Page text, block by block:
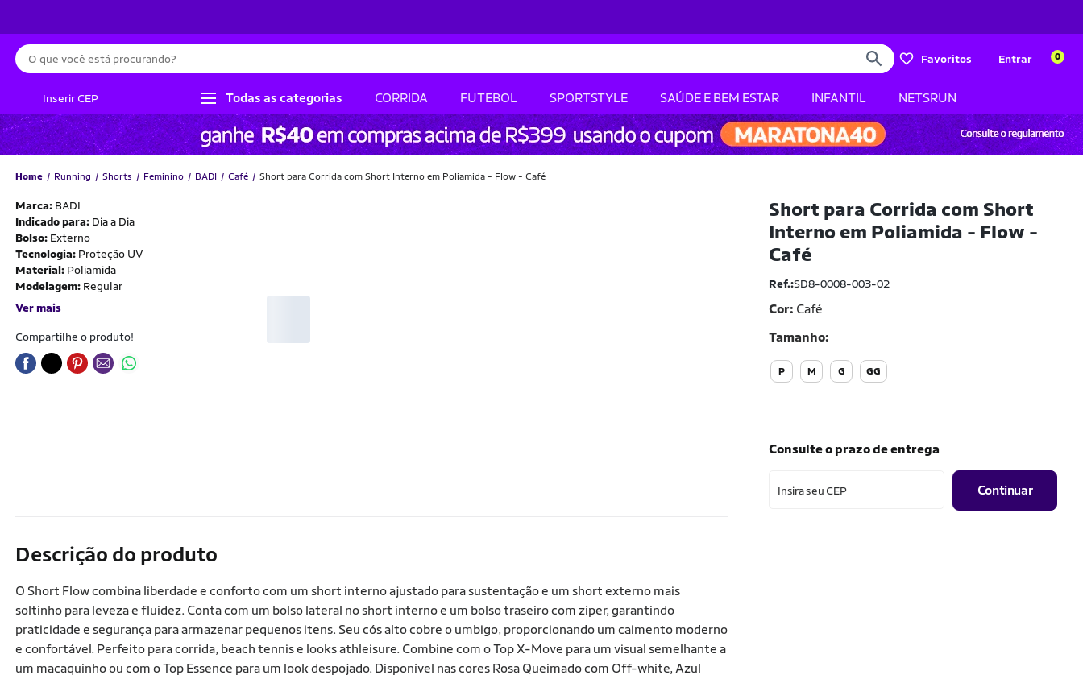
Busca
Favoritos Entrar 0
Inserir CEP Todas as categorias CORRIDA FUTEBOL SPORTSTYLE SAÚDE E BEM ESTAR INFANTIL NETSRUN
Home Running Shorts Feminino BADI Café Short para Corrida com Short Interno em Poliamida - Flow - Café
Marca: BADI
Indicado para: Dia a Dia
Bolso: Externo
Tecnologia: Proteção UV
Material: Poliamida
Modelagem: Regular
Ver mais
Compartilhe o produto!
Short para Corrida com Short
Interno em Poliamida - Flow -
Café
Ref.:SD8-0008-003-02
Cor: Café
Tamanho
P M G GG
Consulte o prazo de entrega
Insira seu CEP Continuar
Descrição do produto
O Short Flow combina liberdade e conforto com um short interno ajustado para sustentação e um short externo mais
soltinho para leveza e fluidez. Conta com um bolso lateral no short interno e um bolso traseiro com zíper, garantindo
praticidade e segurança para armazenar pequenos itens. Seu cós alto cobre o umbigo, proporcionando um caimento moderno
e confortável. Perfeito para corrida, beach tennis e looks athleisure. Combine com o Top X-Move para um visual semelhante a
um macaquinho ou com o Top Essence para um look despojado. Disponível nas cores Rosa Queimado com Off-white, Azul